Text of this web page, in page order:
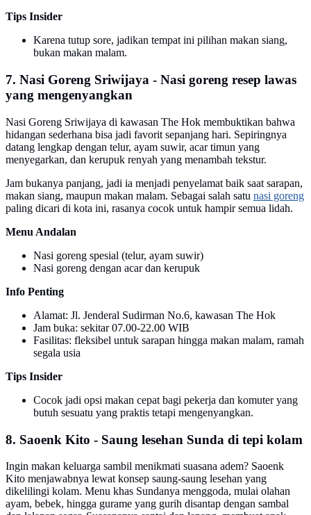
Tips Insider
Karena tutup sore, jadikan tempat ini pilihan makan siang,
bukan makan malam.
7. Nasi Goreng Sriwijaya - Nasi goreng resep lawas
yang mengenyangkan
Nasi Goreng Sriwijaya di kawasan The Hok membuktikan bahwa
hidangan sederhana bisa jadi favorit sepanjang hari. Sepiringnya
datang lengkap dengan telur, ayam suwir, acar timun yang
menyegarkan, dan kerupuk renyah yang menambah tekstur.
Jam bukanya panjang, jadi ia menjadi penyelamat baik saat sarapan,
makan siang, maupun makan malam. Sebagai salah satu nasi goreng
paling dicari di kota ini, rasanya cocok untuk hampir semua lidah.
Menu Andalan
Nasi goreng spesial (telur, ayam suwir)
Nasi goreng dengan acar dan kerupuk
Info Penting
Alamat: Jl. Jenderal Sudirman No.6, kawasan The Hok
Jam buka: sekitar 07.00-22.00 WIB
Fasilitas: fleksibel untuk sarapan hingga makan malam, ramah
segala usia
Tips Insider
Cocok jadi opsi makan cepat bagi pekerja dan komuter yang
butuh sesuatu yang praktis tetapi mengenyangkan.
8. Saoenk Kito - Saung lesehan Sunda di tepi kolam
Ingin makan keluarga sambil menikmati suasana adem? Saoenk
Kito menjawabnya lewat konsep saung-saung lesehan yang
dikelilingi kolam. Menu khas Sundanya menggoda, mulai olahan
ayam, bebek, hingga gurame yang gurih disantap dengan sambal